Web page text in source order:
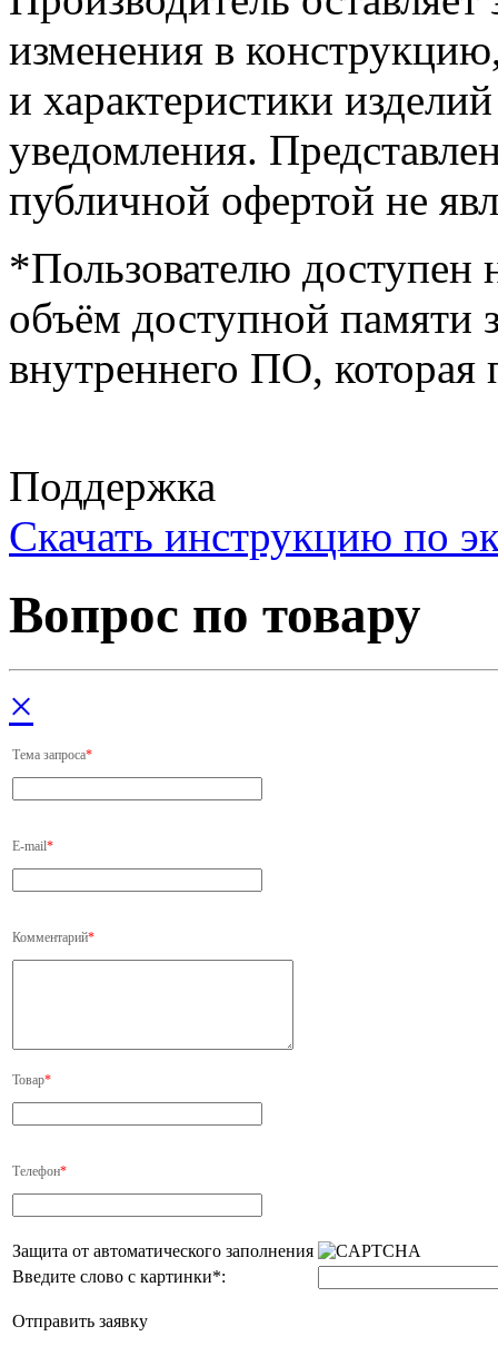
изменения в
и характеристики
уведомления.
публичной офертой не
*Пользователю доступен
объём доступной памяти
внутреннего ПО, которая
Поддержка
Cкачать инструкцию по
Вопрос по товару
×
Тема запроса*
E-mail*
Комментарий*
Товар*
Телефон*
Защита от автоматического заполнения
Введите слово с картинки*:
Отправить заявку